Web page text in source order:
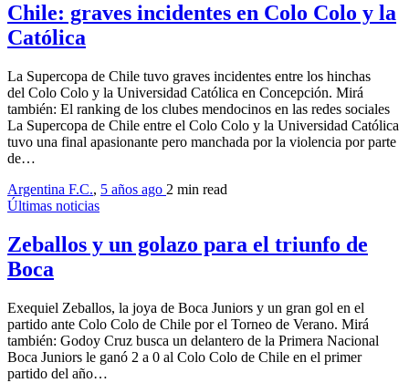
Chile: graves incidentes en Colo Colo y la
Católica
La Supercopa de Chile tuvo graves incidentes entre los hinchas
del Colo Colo y la Universidad Católica en Concepción. Mirá
también: El ranking de los clubes mendocinos en las redes sociales
La Supercopa de Chile entre el Colo Colo y la Universidad Católica
tuvo una final apasionante pero manchada por la violencia por parte
de…
Argentina F.C., 5 años ago 2 min read
Últimas noticias
Zeballos y un golazo para el triunfo de
Boca
Exequiel Zeballos, la joya de Boca Juniors y un gran gol en el
partido ante Colo Colo de Chile por el Torneo de Verano. Mirá
también: Godoy Cruz busca un delantero de la Primera Nacional
Boca Juniors le ganó 2 a 0 al Colo Colo de Chile en el primer
partido del año…